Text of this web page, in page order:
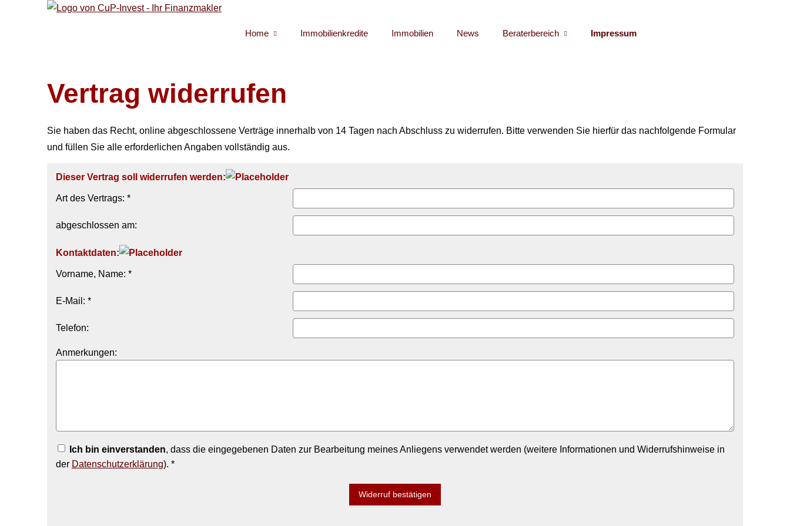
Home Immobilienkredite Immobilien News Beraterbereich Impressum
Vertrag widerrufen
Sie haben das Recht, online abgeschlossene Verträge innerhalb von 14 Tagen nach Abschluss zu widerrufen. Bitte verwenden Sie hierfür das nachfolgende Formular
und füllen Sie alle erforderlichen Angaben vollständig aus.
Dieser Vertrag soll widerrufen werden:
Art des Vertrags: *
abgeschlossen am:
Kontaktdaten:
Vorname, Name: *
E-Mail: *
Telefon:
Anmerkungen:
Ich bin einverstanden, dass die eingegebenen Daten zur Bearbeitung meines Anliegens verwendet werden (weitere Informationen und Widerrufshinweise in
der Datenschutzerklärung). *
Widerruf bestätigen